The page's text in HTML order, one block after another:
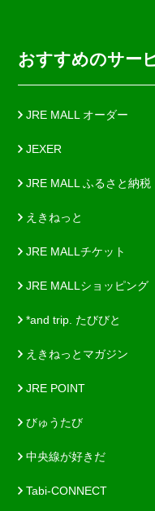
おすすめのサー
JRE MALL オーダー
JEXER
JRE MALL ふるさと納税
えきねっと
JRE MALLチケット
JRE MALLショッピング
*and trip. たびびと
えきねっとマガジン
JRE POINT
びゅうたび
中央線が好きだ
Tabi-CONNECT